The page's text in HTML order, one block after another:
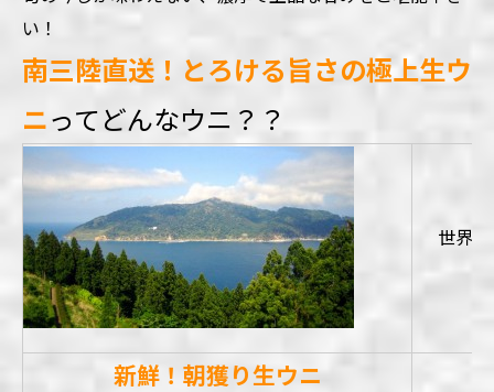
い！
南三陸直送！とろける旨さの極上生ウ
ニってどんなウニ？？
世界
新鮮！朝獲り生ウニ